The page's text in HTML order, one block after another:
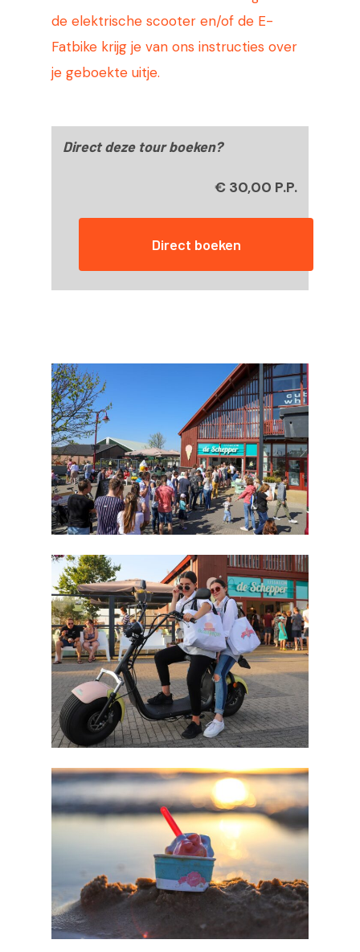
de elektrische scooter en/of de E-
Fatbike krijg je van ons instructies over
je geboekte uitje.
Direct deze tour boeken?
€ 30,00 P.P.
Direct boeken
Webshop
Snel reserveren